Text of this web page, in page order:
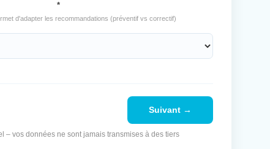
*
d'adapter les recommandations (préventif vs correctif)
Suivant →
– vos données ne sont jamais transmises à des tiers